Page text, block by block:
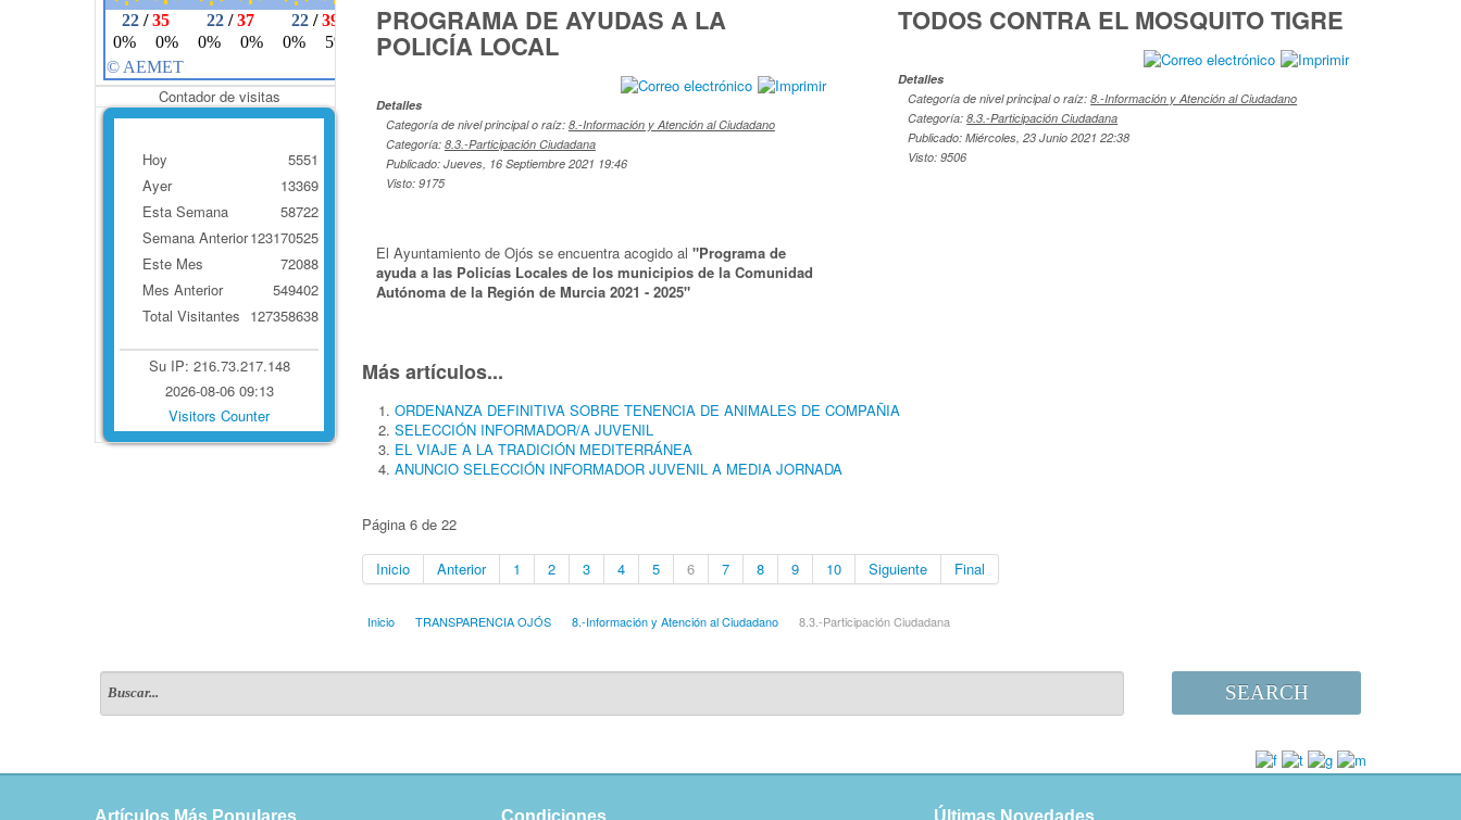
Contador de visitas
Hoy
Ayer
Esta Semana
Semana Anterior
Este Mes
Mes Anterior
Total Visitantes
5551
13369
58722
123170525
72088
549402
127358638
Su IP: 216.73.217.148
2026-08-06 09:13
Visitors Counter
PROGRAMA DE AYUDAS A LA
POLICÍA LOCAL
Detalles
Categoría de nivel principal o raíz: 8.-Información y Atención al Ciudadano
Categoría: 8.3.-Participación Ciudadana
Publicado: Jueves, 16 Septiembre 2021 19:46
Visto: 9175
El Ayuntamiento de Ojós se encuentra acogido al "Programa de
ayuda a las Policías Locales de los municipios de la Comunidad
Autónoma de la Región de Murcia 2021 - 2025"
TODOS CONTRA EL MOSQUITO TIGRE
Detalles
Categoría de nivel principal o raíz:8.-Información y Atención al Ciudadano
Categoría:8.3.-Participación Ciudadana
Publicado: Miércoles, 23 Junio 2021 22:38
Visto: 9506
Más artículos...
ORDENANZA DEFINITIVA SOBRE TENENCIA DE ANIMALES DE COMPAÑIA
SELECCIÓN INFORMADOR/A JUVENIL
EL VIAJE A LA TRADICIÓN MEDITERRÁNEA
ANUNCIO SELECCIÓN INFORMADOR JUVENIL A MEDIA JORNADA
Página 6 de 22
Inicio Anterior 1 2 3 4 5 6 7 8 9 10 Siguiente Final
Inicio TRANSPARENCIA OJÓS 8.-Información y Atención al Ciudadano 8.3.-Participación Ciudadana
SEARCH
Artículos Más Populares Condiciones Últimas Novedades